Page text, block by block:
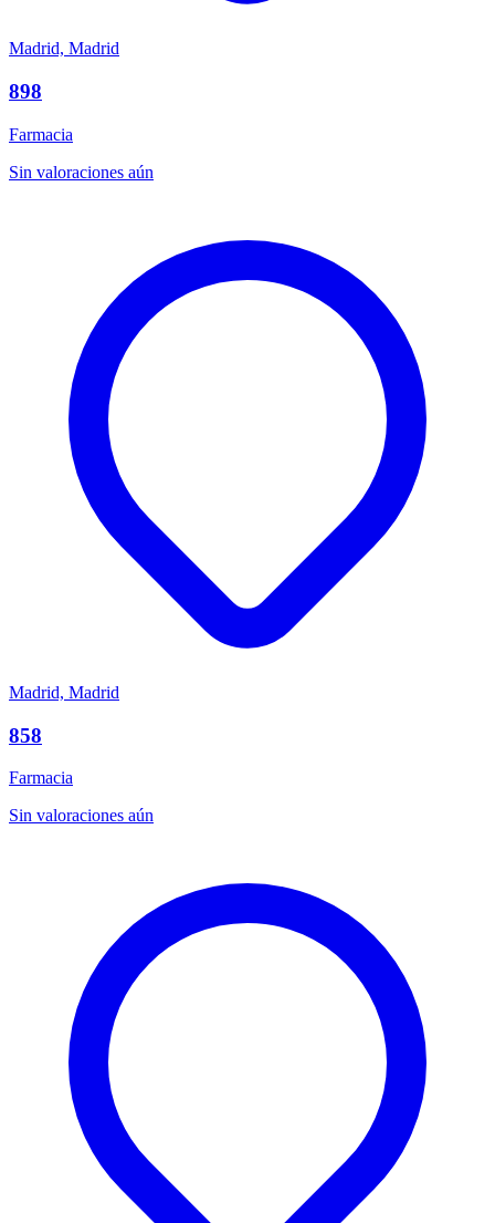
Madrid, Madrid
898
Farmacia
Sin valoraciones aún
Madrid, Madrid
858
Farmacia
Sin valoraciones aún